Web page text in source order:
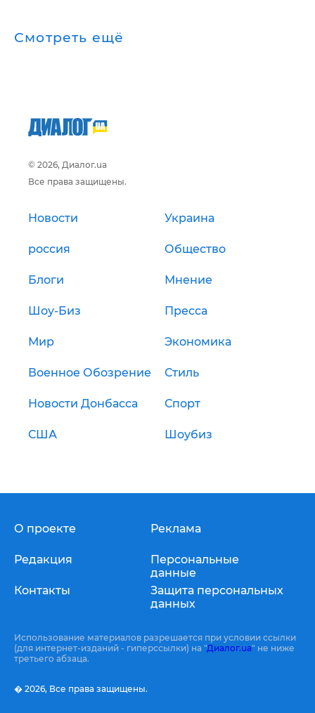
Смотреть ещё
© 2026, Диалог.ua
Все права защищены.
Новости Украина
россия Общество
Блоги Мнение
Шоу-Биз Пресса
Мир Экономика
Военное Обозрение Стиль
Новости Донбасса Спорт
США Шоубиз
О проекте
Редакция
Контакты
Реклама
Персональные
данные
Защита персональных
данных
Использование материалов разрешается при условии ссылки
(для интернет-изданий - гиперссылки) на "Диалог.ua" не ниже
третьего абзаца.
� 2026, Все права защищены.